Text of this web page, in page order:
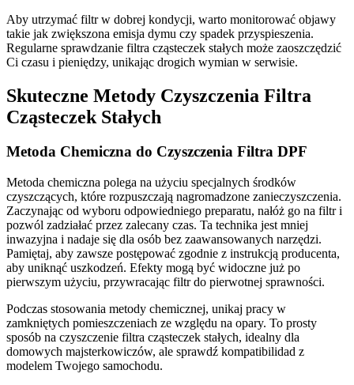
Aby utrzymać filtr w dobrej kondycji, warto monitorować objawy
takie jak zwiększona emisja dymu czy spadek przyspieszenia.
Regularne sprawdzanie filtra cząsteczek stałych może zaoszczędzić
Ci czasu i pieniędzy, unikając drogich wymian w serwisie.
Skuteczne Metody Czyszczenia Filtra
Cząsteczek Stałych
Metoda Chemiczna do Czyszczenia Filtra DPF
Metoda chemiczna polega na użyciu specjalnych środków
czyszczących, które rozpuszczają nagromadzone zanieczyszczenia.
Zaczynając od wyboru odpowiedniego preparatu, nałóż go na filtr i
pozwól zadziałać przez zalecany czas. Ta technika jest mniej
inwazyjna i nadaje się dla osób bez zaawansowanych narzędzi.
Pamiętaj, aby zawsze postępować zgodnie z instrukcją producenta,
aby uniknąć uszkodzeń. Efekty mogą być widoczne już po
pierwszym użyciu, przywracając filtr do pierwotnej sprawności.
Podczas stosowania metody chemicznej, unikaj pracy w
zamkniętych pomieszczeniach ze względu na opary. To prosty
sposób na czyszczenie filtra cząsteczek stałych, idealny dla
domowych majsterkowiczów, ale sprawdź kompatibilidad z
modelem Twojego samochodu.